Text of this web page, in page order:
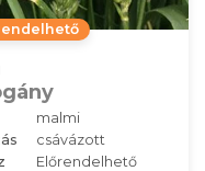
malmi
csávázott
Előrendelhető